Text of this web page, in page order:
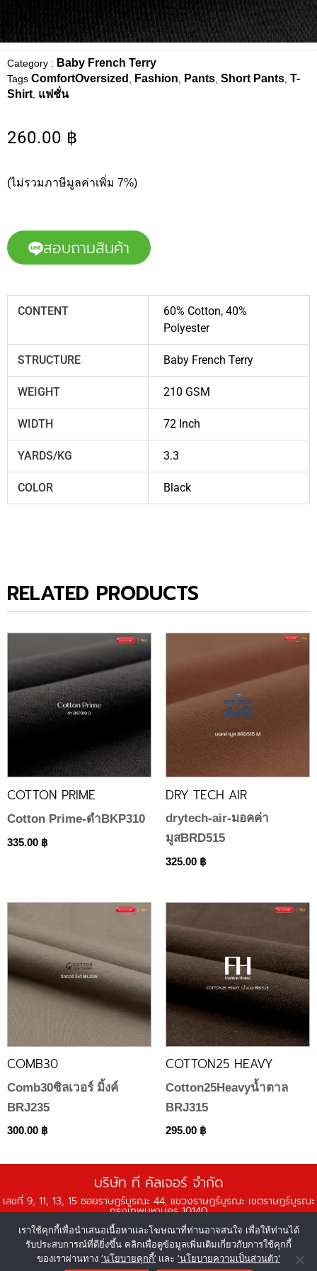
Category : Baby French Terry
Tags ComfortOversized Fashion Pants Short Pants T-
Shirt แฟชั่น
260.00 ฿
(ไม่รวมภาษีมูลค่าเพิ่ม 7%)
สอบถามสินค้า
CONTENT
60% Cotton, 40%
Polyester
STRUCTURE Baby French Terry
WEIGHT 210 GSM
WIDTH 72 Inch
YARDS/KG 3.3
COLOR Black
RELATED PRODUCTS
COTTON PRIME
Cotton Prime-ดำBKP310
335.00 ฿
DRY TECH AIR
drytech-air-มอคค่า
มูสBRD515
325.00 ฿
COMB30
Comb30ซิลเวอร์ มิ้งค์
BRJ235
300.00 ฿
COTTON25 HEAVY
Cotton25Heavyน้ำตาล
BRJ315
295.00 ฿
บริษัท ที คัลเจอร์ จำกัด
เลขที่ 9, 11, 13, 15 ซอยราษฎร์บูรณะ 44, แขวงราษฎร์บูรณะ เขตราษฎร์บูรณะ
กรุงเทพมหานคร 10140
เวลาทำการ จันทร์-ศุกร์ เวลา 08:00 - 18:00 น.
© 2566 บริษัท ที คัลเจอร์ จำกัด บริษัทในกลุ่มนันยางเท็กซ์ไทล์
เราใช้คุกกี้เพื่อนำเสนอเนื้อหาและโฆษณาที่ท่านอาจสนใจ เพื่อให้ท่านได้
รับประสบการณ์ที่ดียิ่งขึ้น คลิกเพื่อดูข้อมูลเพิ่มเติมเกี่ยวกับการใช้คุกกี้
ของเราผ่านทาง ‘นโยบายคุกกี้’ และ ‘นโยบายความเป็นส่วนตัว'